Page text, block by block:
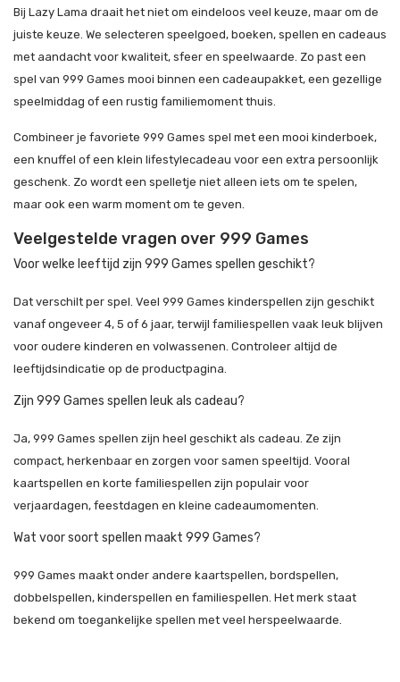
Bij Lazy Lama draait het niet om eindeloos veel keuze, maar om de
juiste keuze. We selecteren speelgoed, boeken, spellen en cadeaus
met aandacht voor kwaliteit, sfeer en speelwaarde. Zo past een
spel van 999 Games mooi binnen een cadeaupakket, een gezellige
speelmiddag of een rustig familiemoment thuis.
Combineer je favoriete 999 Games spel met een mooi kinderboek,
een knuffel of een klein lifestylecadeau voor een extra persoonlijk
geschenk. Zo wordt een spelletje niet alleen iets om te spelen,
maar ook een warm moment om te geven.
Veelgestelde vragen over 999 Games
Voor welke leeftijd zijn 999 Games spellen geschikt?
Dat verschilt per spel. Veel 999 Games kinderspellen zijn geschikt
vanaf ongeveer 4, 5 of 6 jaar, terwijl familiespellen vaak leuk blijven
voor oudere kinderen en volwassenen. Controleer altijd de
leeftijdsindicatie op de productpagina.
Zijn 999 Games spellen leuk als cadeau?
Ja, 999 Games spellen zijn heel geschikt als cadeau. Ze zijn
compact, herkenbaar en zorgen voor samen speeltijd. Vooral
kaartspellen en korte familiespellen zijn populair voor
verjaardagen, feestdagen en kleine cadeaumomenten.
Wat voor soort spellen maakt 999 Games?
999 Games maakt onder andere kaartspellen, bordspellen,
dobbelspellen, kinderspellen en familiespellen. Het merk staat
bekend om toegankelijke spellen met veel herspeelwaarde.